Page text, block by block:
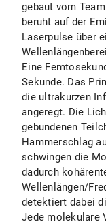
gebaut vom
beruht auf der
Laserpulse über
Eine
Sekunde. Das
die ultrakurzen
angeregt. Die
gebundenen
Hammerschlag
schwingen die
dadurch
Wellenlängen/
detektiert dabei
Jede molekulare